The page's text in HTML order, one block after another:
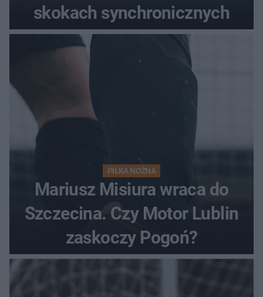
skokach synchronicznych
PIŁKA NOŻNA
Mariusz Misiura wraca do
Szczecina. Czy Motor Lublin
zaskoczy Pogoń?